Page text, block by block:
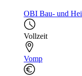
OBI Bau- und
Vollzeit
Vomp